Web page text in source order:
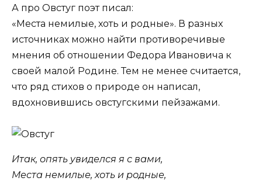
А про Овстуг поэт писал:
«Места немилые, хоть и родные». В разных
источниках можно найти противоречивые
мнения об отношении Федора Ивановича к
своей малой Родине. Тем не менее считается,
что ряд стихов о природе он написал,
вдохновившись овстугскими пейзажами.
Итак, опять увиделся я с вами,
Места немилые, хоть и родные,